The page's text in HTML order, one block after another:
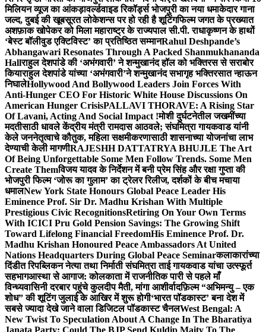
मिलियन व्यूज का आंकड़ावर्ल्डवाइड रिकॉर्ड्स भोजपुरी का नया धमाकेदार गाना
जल्द, दुबई की खूबसूरत लोकेशन्स पर हो रही है शूटिंगफिल्म जगत के प्रख्यात
अशफ़ाक खोपेकर को मिला महाराष्ट्र के राज्यपाल सी.पी. राधाकृष्णन के हाथों
‘बेस्ट बॉलीवुड एक्टिविस्ट’ का प्रतिष्ठित सम्मानRahul Deshpande’s
Abhangawari Resonates Through A Packed Shanmukhananda
Hallराहुल देशपांडे की ‘अभंगवारी’ ने शन्मुखानंद हॉल को भक्तिरस से सराबोर
कियाराहुल देशपांडे यांच्या ‘अभंगवारी’ने शन्मुखानंद सभागृह भक्तिरसात न्हाऊन
निघालेHollywood And Bollywood Leaders Join Forces With
Anti-Hunger CEO For Historic White House Discussions On
American Hunger CrisisPALLAVI THORAVE: A Rising Star
Of Lavani, Acting And Social Impact !मोशी दुर्घटनेतील जखमींच्या
मदतीसाठी धावले केंद्रीय मंत्री रामदास आठवले; संघमित्रा गायकवाड यांनी
केले जननेतृत्वाचे कौतुक, महिला सक्षमीकरणासाठी शासनाच्या योजनांचा लाभ
देण्याची केली मागणीRAJESHH DATTATRYA BHUJLE The Art
Of Being Unforgettable Some Men Follow Trends. Some Men
Create Themविजय यादव के निर्देशन में बनी प्रेम सिंह और रक्षा गुप्ता की
भोजपुरी फिल्म ‘जोरू का गुलाम’ का ट्रेलर रिलीज, दर्शकों के बीच मचाया
धमालNew York State Honours Global Peace Leader His
Eminence Prof. Sir Dr. Madhu Krishan With Multiple
Prestigious Civic RecognitionsRetiring On Your Own Terms
With ICICI Pru Gold Pension Savings: The Growing Shift
Toward Lifelong Financial FreedomHis Eminence Prof. Dr.
Madhu Krishan Honoured Peace Ambassadors At United
Nations Headquarters During Global Peace Seminarकलाकारांच्या
दिंडीत रिपब्लिकन नेत्या तथा निर्माती संघमित्रा ताई गायकवाड यांचा उत्स्फूर्त
सहभागआस्था से आगाज: कोलकाता में राजनीतिक पारी से पहले माँ
विन्ध्यवासिनी दरबार पहुंचे कुलदीप मैती, मांगा आशीर्वादफ़िल्म “अभिमन्यु – एक
शोध” की शूटिंग जुलाई के आखिर में शुरू होगी‘भारत पॉडकास्ट’ बना देश में
सबसे ज्यादा देखे जाने वाला डिजिटल पॉडकास्ट चैनलWest Bengal: A
New Twist To Speculation About A Change In The Bharatiya
Janata Party: Could The BJP Send Kuldip Maity To The